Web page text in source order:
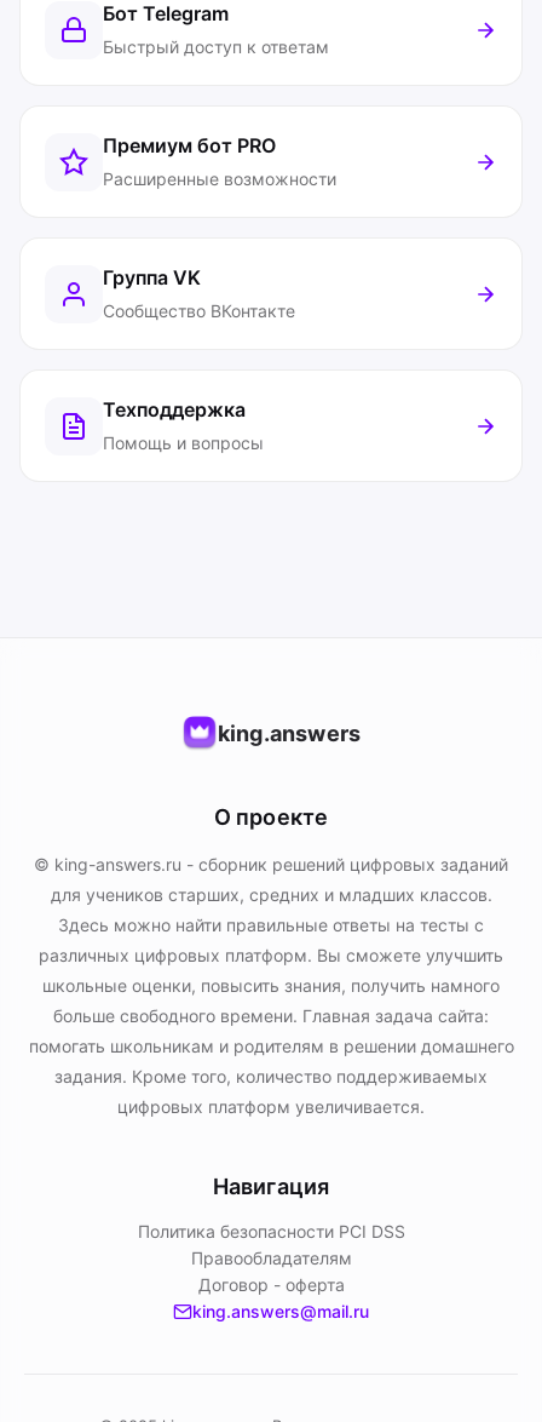
Бот Telegram
Быстрый доступ к ответам
Премиум бот PRO
Расширенные возможности
Группа VK
Сообщество ВКонтакте
Техподдержка
Помощь и вопросы
king.answers
О проекте
© king-answers.ru - сборник решений цифровых заданий
для учеников старших, средних и младших классов.
Здесь можно найти правильные ответы на тесты с
различных цифровых платформ. Вы сможете улучшить
школьные оценки, повысить знания, получить намного
больше свободного времени. Главная задача сайта:
помогать школьникам и родителям в решении домашнего
задания. Кроме того, количество поддерживаемых
цифровых платформ увеличивается.
Навигация
Политика безопасности PСI DSS
Правообладателям
Договор - оферта
king.answers@mail.ru